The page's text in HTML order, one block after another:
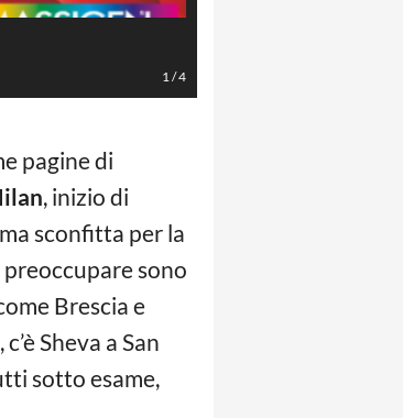
1/4
pagine di
, inizio di
sconfitta per la
sono
Brescia e
Sheva a San
sotto esame,